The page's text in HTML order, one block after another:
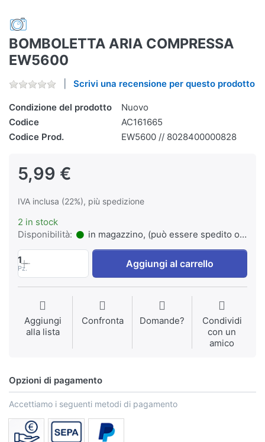
BOMBOLETTA ARIA COMPRESSA
EW5600
Scrivi una recensione per questo prodotto
Condizione del prodotto
Nuovo
Codice
AC161665
Codice Prod.
EW5600 // 8028400000828
5,99 €
IVA inclusa (22%), più spedizione
2 in stock
Disponibilità:
in magazzino, (può essere spedito o ritirato)
1
Pz. Aggiungi al carrello
Aggiungi
alla lista
Confronta Domande?
Condividi
con un
amico
Opzioni di pagamento
Accettiamo i seguenti metodi di pagamento